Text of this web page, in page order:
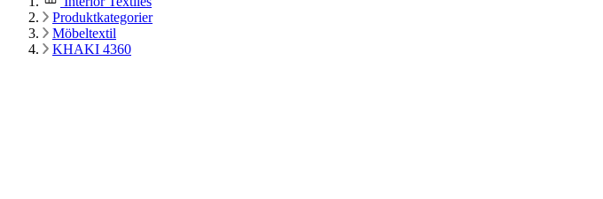
Produktkategorier
Möbeltextil
KHAKI 4360